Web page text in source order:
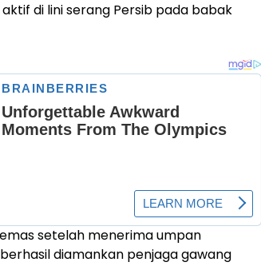
di lini serang Persib pada babak
setelah menerima umpan
diamankan penjaga gawang